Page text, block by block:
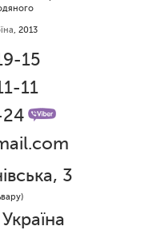
, 2013
15
11
3